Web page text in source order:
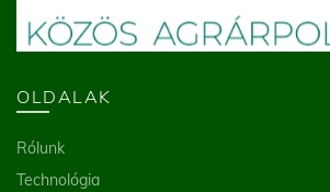
OLDALAK
Rólunk
Technológia